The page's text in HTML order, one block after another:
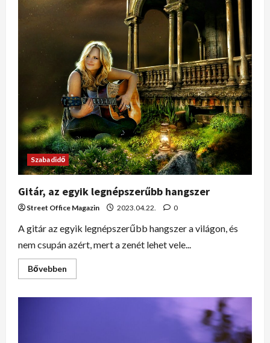
Szabadidő
Gitár, az egyik legnépszerűbb hangszer
Street Office Magazin 2023.04.22. 0
A gitár az egyik legnépszerűbb hangszer a világon, és
nem csupán azért, mert a zenét lehet vele...
Bővebben